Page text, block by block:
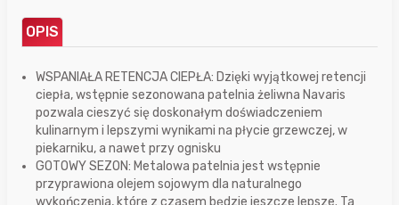
OPIS
WSPANIAŁA RETENCJA CIEPŁA: Dzięki wyjątkowej retencji
ciepła, wstępnie sezonowana patelnia żeliwna Navaris
pozwala cieszyć się doskonałym doświadczeniem
kulinarnym i lepszymi wynikami na płycie grzewczej, w
piekarniku, a nawet przy ognisku
GOTOWY SEZON: Metalowa patelnia jest wstępnie
przyprawiona olejem sojowym dla naturalnego
wykończenia, które z czasem będzie jeszcze lepsze. Ta